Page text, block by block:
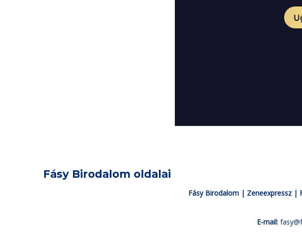
Fásy Birodalom oldalai
Fásy Birodalom | Zeneexpressz |
E-mail: